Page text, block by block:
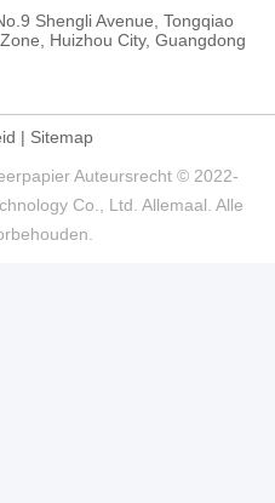
Shengli Avenue, Tongqiao
Huizhou City, Guangdong
| Sitemap
Auteursrecht © 2022-
Co., Ltd. Allemaal. Alle